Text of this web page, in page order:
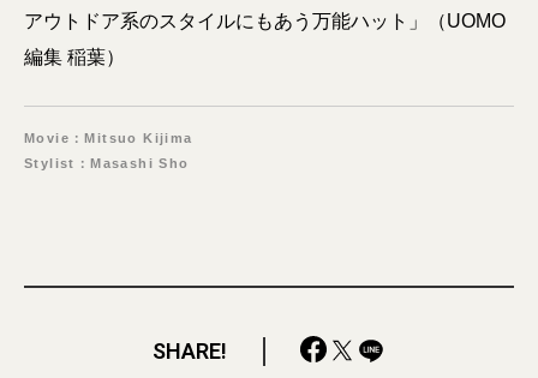
アウトドア系のスタイルにもあう万能ハット」（UOMO
編集 稲葉）
Movie：Mitsuo Kijima
Stylist：Masashi Sho
SHARE!